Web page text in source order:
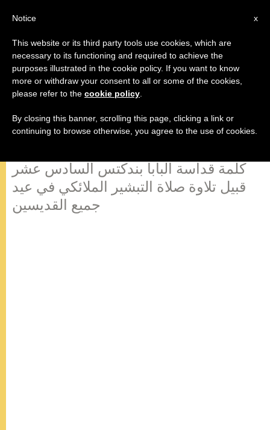
"إن واقع الإتحاد بالمسيح في الكنيسة،
لا يلغي الشخصية، بل يفتحها، ويحولها
بقوة المحبة"
كلمة قداسة البابا بندكتس السادس عشر
قبيل تلاوة صلاة التبشير الملائكي في عيد
جميع القديسين
x
Notice
This website or its third party tools use cookies, which are
necessary to its functioning and required to achieve the
purposes illustrated in the cookie policy. If you want to know
more or withdraw your consent to all or some of the cookies,
please refer to the cookie policy
By closing this banner, scrolling this page, clicking a link or
continuing to browse otherwise, you agree to the use of cookies.